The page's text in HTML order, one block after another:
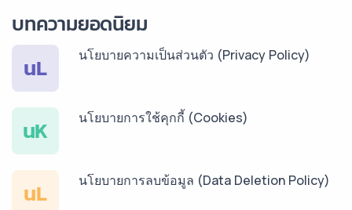
บริการรับแปลภาษากัมพูชา ราคาเริ่มต้น 150฿
บริการรับแปลภาษาเวียดนาม ราคาเริ่มต้น 150฿
บริการรับแปลภาษาฝรั่งเศส ราคาเริ่มต้น 150฿
บทความยอดนิยม
นL นโยบายความเป็นส่วนตัว (Privacy Policy)
นK นโยบายการใช้คุกกี้ (Cookies)
นL นโยบายการลบข้อมูล (Data Deletion Policy)